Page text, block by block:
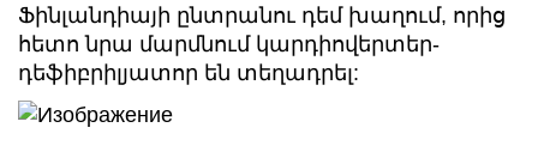
Ֆինլանդիայի ընտրանու դեմ խաղում, որից
հետո նրա մարմնում կարդիովերտեր-
դեֆիբրիլյատոր են տեղադրել: